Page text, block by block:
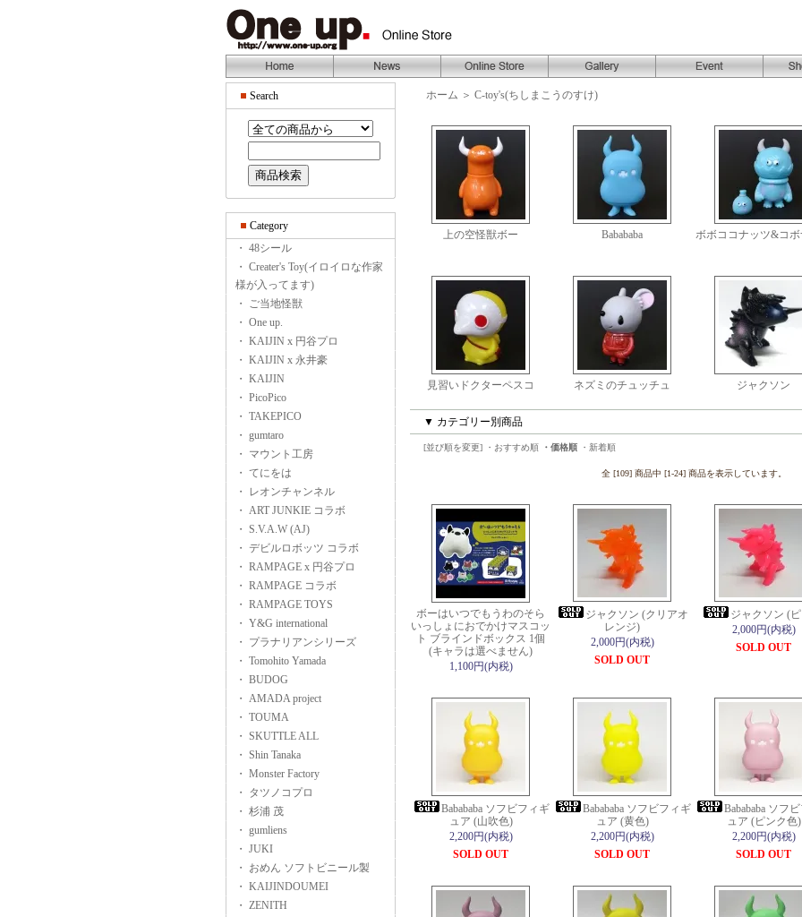
Search
Category
・ 48シール
・ Creater's Toy(イロイロな作家
様が入ってます)
・ ご当地怪獣
・ One up.
・ KAIJIN x 円谷プロ
・ KAIJIN x 永井豪
・ KAIJIN
・ PicoPico
・ TAKEPICO
・ gumtaro
・ マウント工房
・ てにをは
・ レオンチャンネル
・ ART JUNKIE コラボ
・ S.V.A.W (AJ)
・ デビルロボッツ コラボ
・ RAMPAGE x 円谷プロ
・ RAMPAGE コラボ
・ RAMPAGE TOYS
・ Y&G international
・ プラナリアンシリーズ
・ Tomohito Yamada
・ BUDOG
・ AMADA project
・ TOUMA
・ SKUTTLE ALL
・ Shin Tanaka
・ Monster Factory
・ タツノコプロ
・ 杉浦 茂
・ gumliens
・ JUKI
・ おめん ソフトビニール製
・ KAIJINDOUMEI
・ ZENITH
ホーム ＞ C-toy's(ちしまこうのすけ)
上の空怪獣ボー Babababa ボボココナッツ&コボ
見習いドクターペスコ ネズミのチュッチュ ジャクソン
▼ カテゴリー別商品
[並び順を変更] ・おすすめ順 ・価格順 ・新着順
全 [109] 商品中 [1-24] 商品を表示しています。
ボーはいつでもうわのそら
いっしょにおでかけマスコッ
ト ブラインドボックス 1個
(キャラは選べません)
1,100円(内税)
ジャクソン (クリアオ
レンジ)
2,000円(内税)
SOLD OUT
ジャクソン (
2,000円(内税)
SOLD OUT
Babababa ソフビフィギ
ュア (山吹色)
2,200円(内税)
SOLD OUT
Babababa ソフビフィギ
ュア (黄色)
2,200円(内税)
SOLD OUT
Babababa ソフ
ュア (ピンク色)
2,200円(内税)
SOLD OUT